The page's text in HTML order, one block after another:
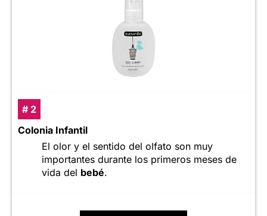
# 2
Colonia Infantil
El olor y el sentido del olfato son muy
importantes durante los primeros meses de
vida del bebé.